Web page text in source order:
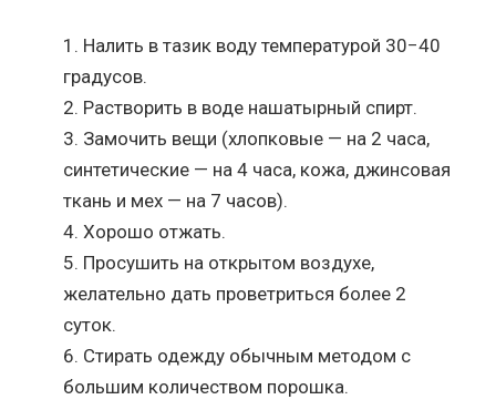
Налить в тазик воду температурой 30−40
градусов.
Растворить в воде нашатырный спирт.
Замочить вещи (хлопковые — на 2 часа,
синтетические — на 4 часа, кожа, джинсовая
ткань и мех — на 7 часов).
Хорошо отжать.
Просушить на открытом воздухе,
желательно дать проветриться более 2
суток.
Стирать одежду обычным методом с
большим количеством порошка.